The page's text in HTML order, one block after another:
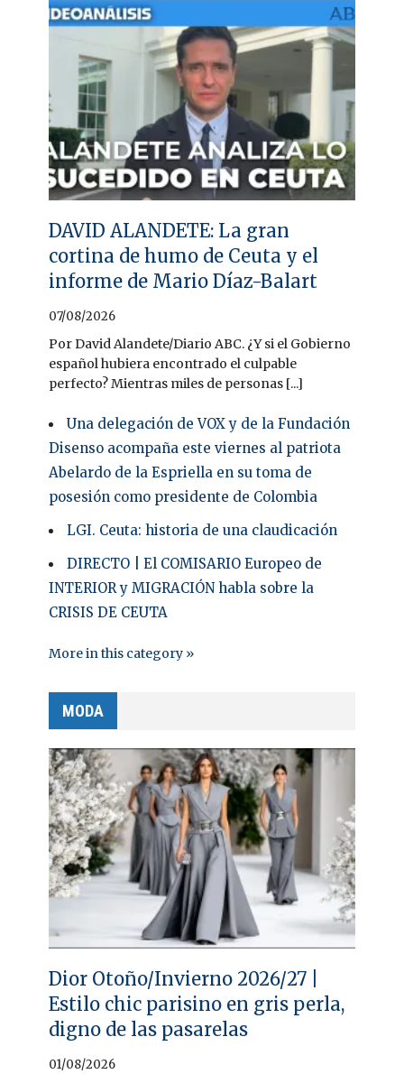
DAVID ALANDETE: La gran
cortina de humo de Ceuta y el
informe de Mario Díaz-Balart
07/08/2026
Por David Alandete/Diario ABC. ¿Y si el Gobierno
español hubiera encontrado el culpable
perfecto? Mientras miles de personas [...]
Una delegación de VOX y de la Fundación
Disenso acompaña este viernes al patriota
Abelardo de la Espriella en su toma de
posesión como presidente de Colombia
LGI. Ceuta: historia de una claudicación
DIRECTO | El COMISARIO Europeo de
INTERIOR y MIGRACIÓN habla sobre la
CRISIS DE CEUTA
More in this category »
MODA
Dior Otoño/Invierno 2026/27 |
Estilo chic parisino en gris perla,
digno de las pasarelas
01/08/2026